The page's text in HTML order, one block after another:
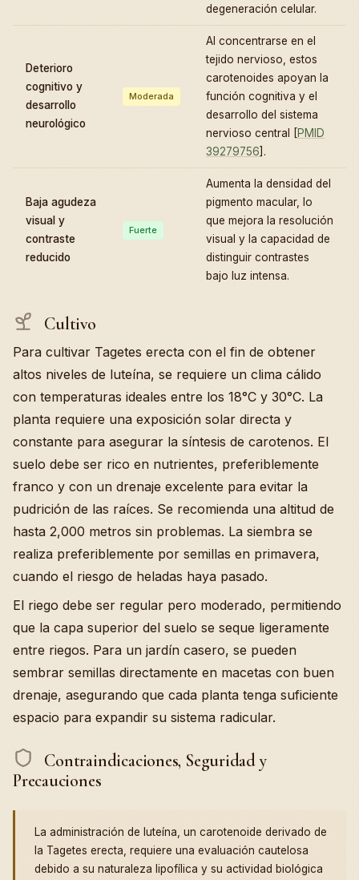
degeneración celular.
Deterioro
cognitivo y
desarrollo
neurológico
Moderada
Al concentrarse en el
tejido nervioso, estos
carotenoides apoyan la
función cognitiva y el
desarrollo del sistema
nervioso central [PMID
39279756].
Baja agudeza
visual y
contraste
reducido
Fuerte
Aumenta la densidad del
pigmento macular, lo
que mejora la resolución
visual y la capacidad de
distinguir contrastes
bajo luz intensa.
Cultivo
Para cultivar Tagetes erecta con el fin de obtener
altos niveles de luteína, se requiere un clima cálido
con temperaturas ideales entre los 18°C y 30°C. La
planta requiere una exposición solar directa y
constante para asegurar la síntesis de carotenos. El
suelo debe ser rico en nutrientes, preferiblemente
franco y con un drenaje excelente para evitar la
pudrición de las raíces. Se recomienda una altitud de
hasta 2,000 metros sin problemas. La siembra se
realiza preferiblemente por semillas en primavera,
cuando el riesgo de heladas haya pasado.
El riego debe ser regular pero moderado, permitiendo
que la capa superior del suelo se seque ligeramente
entre riegos. Para un jardín casero, se pueden
sembrar semillas directamente en macetas con buen
drenaje, asegurando que cada planta tenga suficiente
espacio para expandir su sistema radicular.
Contraindicaciones, Seguridad y
Precauciones
La administración de luteína, un carotenoide derivado de
la Tagetes erecta, requiere una evaluación cautelosa
debido a su naturaleza lipofílica y su actividad biológica